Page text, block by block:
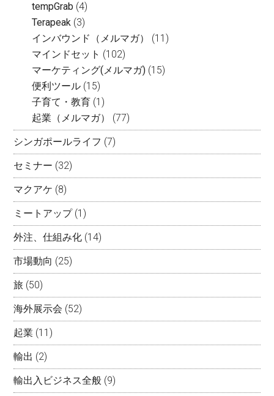
tempGrab (4)
Terapeak (3)
インバウンド（メルマガ）
(11)
マインドセット (102)
マーケティング(メルマガ) (15)
便利ツール (15)
子育て・教育 (1)
起業（メルマガ）
(77)
シンガポールライフ (7)
セミナー (32)
マクアケ (8)
ミートアップ(1)
外注、仕組み化 (14)
市場動向 (25)
旅 (50)
海外展示会 (52)
起業 (11)
輸出 (2)
輸出入ビジネス全般 (9)